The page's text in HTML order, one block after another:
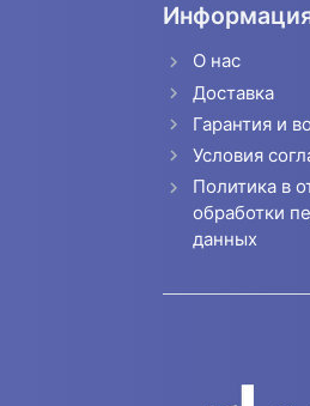
О нас
Доставка
Гарантия и
Условия
Политика в
обработки
данных